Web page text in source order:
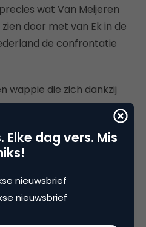
wat Van Meijeren
door met van Ek in de
de confrontatie
wappie die zich dankzij
voelt om
zagen we op 6 januari
van het Capitool. Geen
momenteel trending
dag vers. Mis
nieuwsbrief
nieuwsbrief